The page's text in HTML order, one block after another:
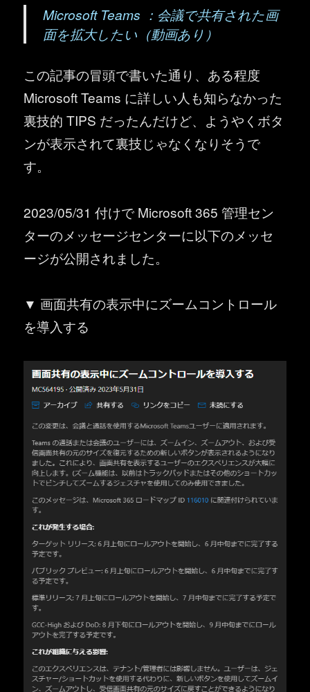
Microsoft Teams ：会議で共有された画
面を拡大したい（動画あり）
この記事の冒頭で書いた通り、ある程度
Microsoft Teams に詳しい人も知らなかった
裏技的 TIPS だったんだけど、ようやくボタ
ンが表示されて裏技じゃなくなりそうで
す。
2023/05/31 付けで Microsoft 365 管理セン
ターのメッセージセンターに以下のメッセ
ージが公開されました。
▼ 画面共有の表示中にズームコントロール
を導入する